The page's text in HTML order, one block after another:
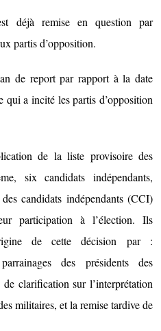
déjà remise en question par
partis d’opposition.
de report par rapport à la date
a incité les partis d’opposition
de la liste provisoire des
six candidats indépendants,
candidats indépendants (CCI)
participation à l’élection. Ils
de cette décision par :
des présidents des
de clarification sur l’interprétation
militaires, et la remise tardive de